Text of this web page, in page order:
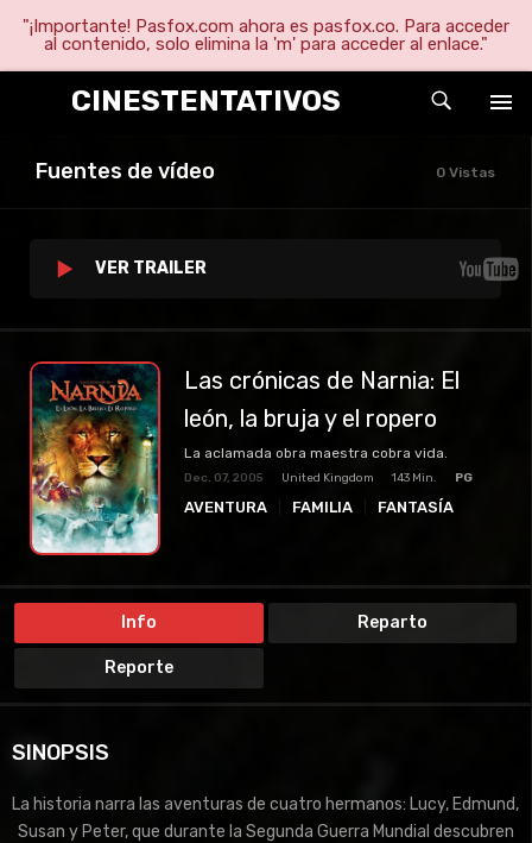
"¡Importante! Pasfox.com ahora es pasfox.co. Para acceder
al contenido, solo elimina la 'm' para acceder al enlace."
CINESTENTATIVOS
Fuentes de vídeo 0 Vistas
VER TRAILER
Las crónicas de Narnia: El
león, la bruja y el ropero
La aclamada obra maestra cobra vida.
Dec. 07, 2005 United Kingdom 143 Min. PG
AVENTURA FAMILIA
FANTASÍA
Info Reparto
Reporte
SINOPSIS
La historia narra las aventuras de cuatro hermanos: Lucy, Edmund,
Susan y Peter, que durante la Segunda Guerra Mundial descubren